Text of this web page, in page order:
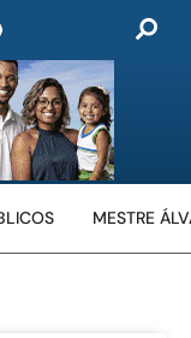
MESTRE